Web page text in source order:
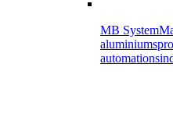
MB System